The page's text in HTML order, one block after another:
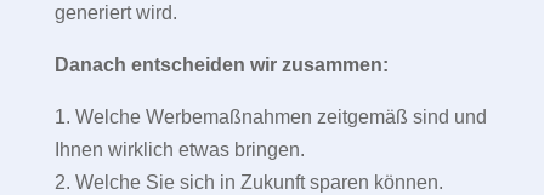
generiert wird.
Danach entscheiden wir zusammen:
1. Welche Werbemaßnahmen zeitgemäß sind und
Ihnen wirklich etwas bringen.
2. Welche Sie sich in Zukunft sparen können.